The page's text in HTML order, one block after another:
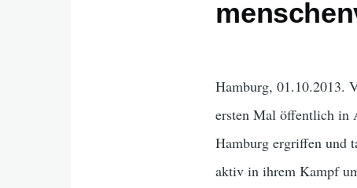
Hamburg, 01.10.2013.
ersten Mal öffentlich in
Hamburg ergriffen und
aktiv in ihrem Kampf